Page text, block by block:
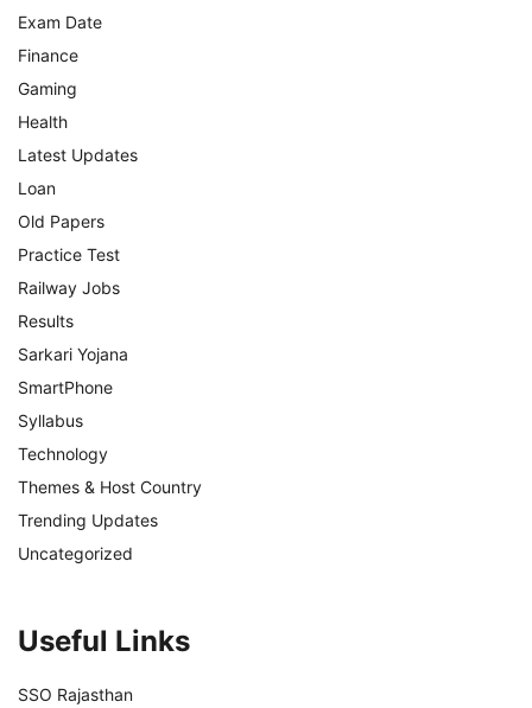
Exam Date
Finance
Gaming
Health
Latest Updates
Loan
Old Papers
Practice Test
Railway Jobs
Results
Sarkari Yojana
SmartPhone
Syllabus
Technology
Themes & Host Country
Trending Updates
Uncategorized
Useful Links
SSO Rajasthan